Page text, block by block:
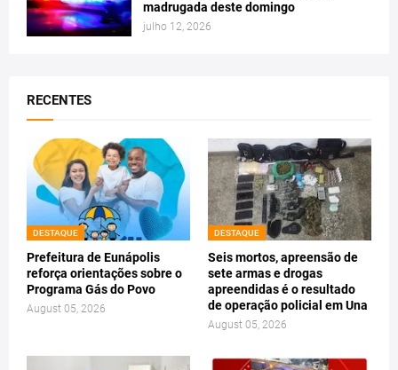
madrugada deste domingo
julho 12, 2026
RECENTES
DESTAQUE
Prefeitura de Eunápolis
reforça orientações sobre o
Programa Gás do Povo
August 05, 2026
DESTAQUE
Seis mortos, apreensão de
sete armas e drogas
apreendidas é o resultado
de operação policial em Una
August 05, 2026